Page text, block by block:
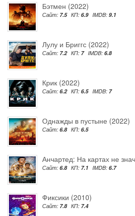
Бэтмен (2022)
Сайт: 7.5 КП: 6.9 IMDB: 9.1
Лулу и Бриггс (2022)
Сайт: 7.2 КП: 7 IMDB: 6.8
Крик (2022)
Сайт: 6.2 КП: 6.5 IMDB: 7
Однажды в пустыне (2022)
Сайт: 6.8 КП: 6.5
Анчартед: На картах не
Сайт: 6.8 КП: 7.1 IMDB: 6.7
Фиксики (2010)
Сайт: 7.8 КП: 7.4